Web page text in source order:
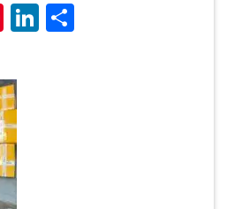
Pinterest
LinkedIn